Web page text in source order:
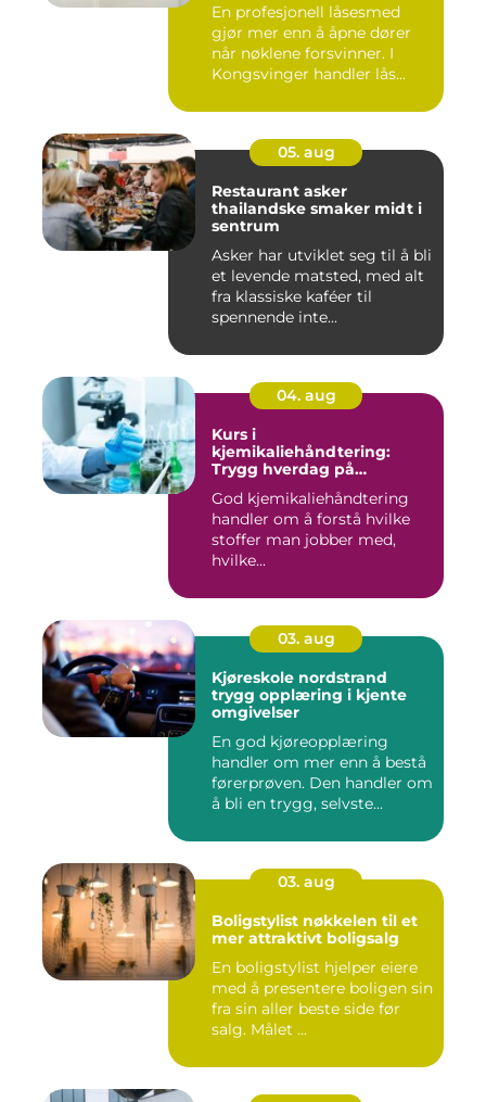
En profesjonell låsesmed
gjør mer enn å åpne dører
når nøklene forsvinner. I
Kongsvinger handler lås...
05. aug
Restaurant asker
thailandske smaker midt i
sentrum
Asker har utviklet seg til å bli
et levende matsted, med alt
fra klassiske kaféer til
spennende inte...
04. aug
Kurs i
kjemikaliehåndtering:
Trygg hverdag på
God kjemikaliehåndtering
handler om å forstå hvilke
stoffer man jobber med,
hvilke...
03. aug
Kjøreskole nordstrand
trygg opplæring i kjente
omgivelser
En god kjøreopplæring
handler om mer enn å bestå
førerprøven. Den handler om
å bli en trygg, selvste...
03. aug
Boligstylist nøkkelen til et
mer attraktivt boligsalg
En boligstylist hjelper eiere
med å presentere boligen sin
fra sin aller beste side før
salg. Målet ...